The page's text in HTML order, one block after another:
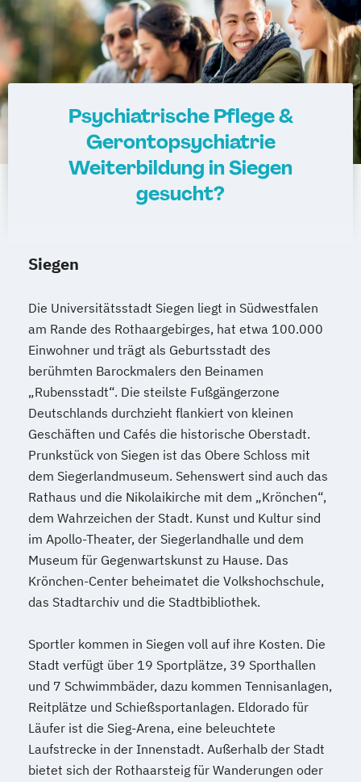
Praxisanleitung in der Altenpflege
Qualitätsmanagementbeauftragter in der
Sozial- und Pflegehelfer
Leitungsaufgaben in der Pflege
Techniken der Behandlungspflege für
Pflegehelfer
Verantwortliche Pflegefachkraft für die
Erlangung der staatlichen Anerkennung
(gem. §20b KrPflAPrV)
Zukunftsorientierte Pflege und Betreuung
behinderter und alter Menschen
Psychiatrische Pflege &
Gerontopsychiatrie
Weiterbildung in Siegen
gesucht?
Siegen
Die Universitätsstadt Siegen liegt in Südwestfalen
am Rande des Rothaargebirges, hat etwa 100.000
Einwohner und trägt als Geburtsstadt des
berühmten Barockmalers den Beinamen
„Rubensstadt“. Die steilste Fußgängerzone
Deutschlands durchzieht flankiert von kleinen
Geschäften und Cafés die historische Oberstadt.
Prunkstück von Siegen ist das Obere Schloss mit
dem Siegerlandmuseum. Sehenswert sind auch das
Rathaus und die Nikolaikirche mit dem „Krönchen“,
dem Wahrzeichen der Stadt. Kunst und Kultur sind
im Apollo-Theater, der Siegerlandhalle und dem
Museum für Gegenwartskunst zu Hause. Das
Krönchen-Center beheimatet die Volkshochschule,
das Stadtarchiv und die Stadtbibliothek.
Sportler kommen in Siegen voll auf ihre Kosten. Die
Stadt verfügt über 19 Sportplätze, 39 Sporthallen
und 7 Schwimmbäder, dazu kommen Tennisanlagen,
Reitplätze und Schießsportanlagen. Eldorado für
Läufer ist die Sieg-Arena, eine beleuchtete
Laufstrecke in der Innenstadt. Außerhalb der Stadt
bietet sich der Rothaarsteig für Wanderungen oder